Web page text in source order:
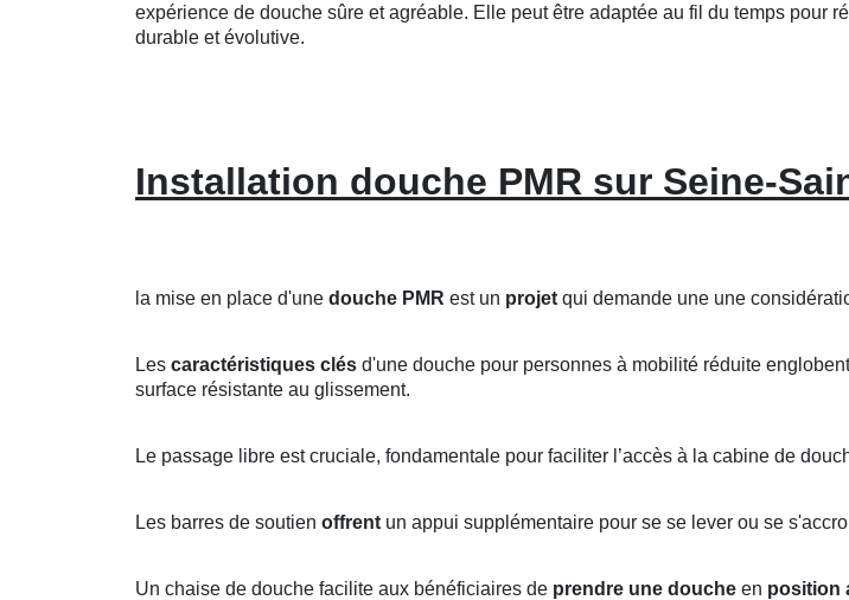
expérience de douche sûre et agréable. Elle peut être adaptée au fil du temps pour
durable et évolutive.
Installation douche PMR sur Seine-
la mise en place d'une douche PMR est un projet qui demande une une
Les caractéristiques clés d'une douche pour personnes à mobilité réduite
surface résistante au glissement.
Le passage libre est cruciale, fondamentale pour faciliter l’accès à la cabine de
Les barres de soutien offrent un appui supplémentaire pour se se lever ou se
Un chaise de douche facilite aux bénéficiaires de prendre une douche en position